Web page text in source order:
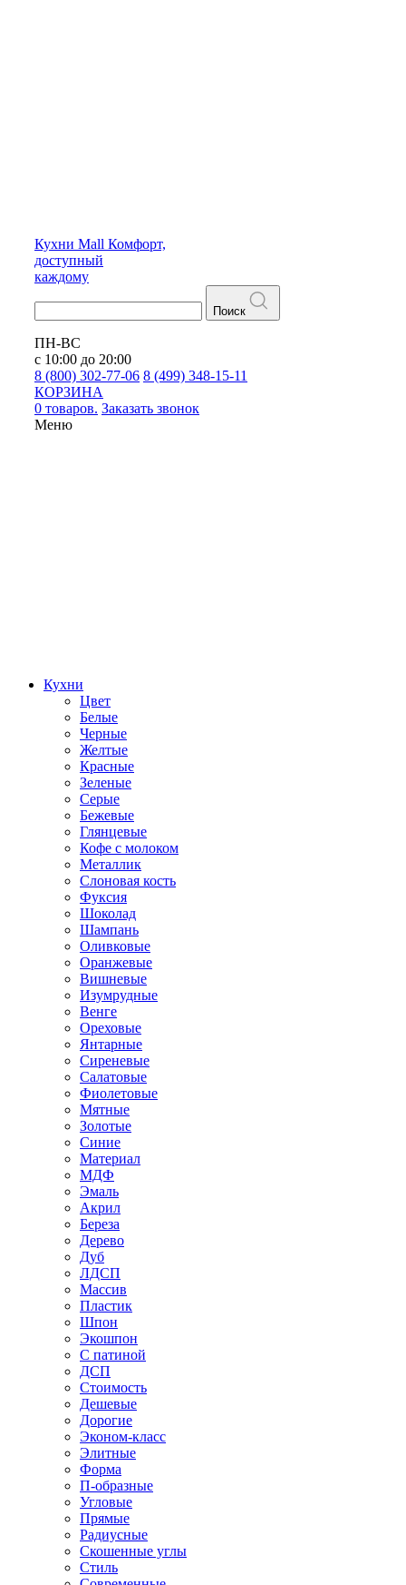
Кухни Mall Комфорт,
доступный
каждому
Поиск
ПН-ВС
с 10:00 до 20:00
8 (800) 302-77-06 8 (499) 348-15-11
КОРЗИНА
0 товаров. Заказать звонок
Меню
Кухни
Цвет
Белые
Черные
Желтые
Красные
Зеленые
Серые
Бежевые
Глянцевые
Кофе с молоком
Металлик
Слоновая кость
Фуксия
Шоколад
Шампань
Оливковые
Оранжевые
Вишневые
Изумрудные
Венге
Ореховые
Янтарные
Сиреневые
Салатовые
Фиолетовые
Мятные
Золотые
Синие
Материал
МДФ
Эмаль
Акрил
Береза
Дерево
Дуб
ЛДСП
Массив
Пластик
Шпон
Экошпон
С патиной
ДСП
Стоимость
Дешевые
Дорогие
Эконом-класс
Элитные
Форма
П-образные
Угловые
Прямые
Радиусные
Скошенные углы
Стиль